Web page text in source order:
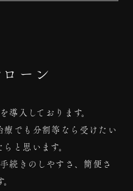
ローン
導入しております。
療でも分割等なら受けたい
と思います。
続きのしやすさ、簡便さ